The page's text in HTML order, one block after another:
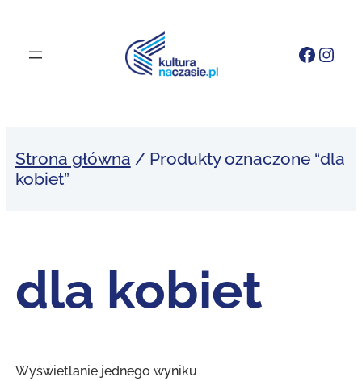
treści
Strona główna / Produkty oznaczone “dla
kobiet”
dla kobiet
Wyświetlanie jednego wyniku